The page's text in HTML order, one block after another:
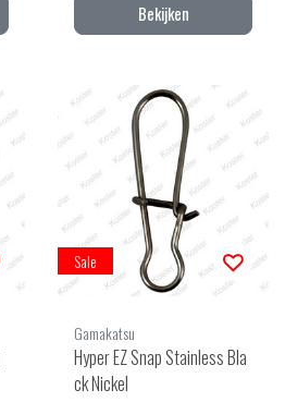
Bekijken
Sale
Gamakatsu
Hyper EZ Snap Stainless Bla
ck Nickel